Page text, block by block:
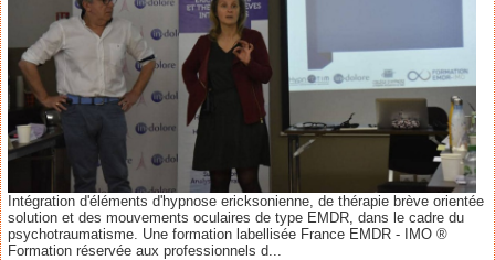
Intégration d'éléments d'hypnose ericksonienne, de thérapie brève orientée
solution et des mouvements oculaires de type EMDR, dans le cadre du
psychotraumatisme. Une formation labellisée France EMDR - IMO ®
Formation réservée aux professionnels d...